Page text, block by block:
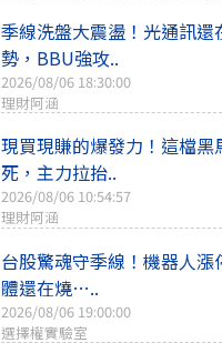
季線洗盤大震盪！光通訊還
勢，BBU強攻..
2026/08/06 18:30:00
理財阿涵
現買現賺的爆發力！這檔黑
死，主力拉抬..
2026/08/06 10:54:57
理財阿涵
台股驚魂守季線！機器人漲
體還在燒…..
2026/08/06 19:00:00
選擇權實驗室